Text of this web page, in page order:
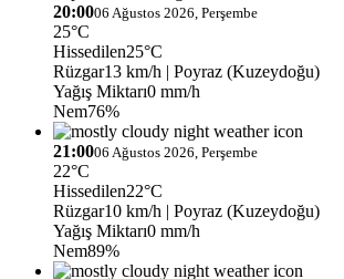
20:0006 Ağustos 2026, Perşembe
25°C
Hissedilen25°C
Rüzgar13 km/h | Poyraz (Kuzeydoğu)
Yağış Miktarı0 mm/h
Nem76%
21:0006 Ağustos 2026, Perşembe
22°C
Hissedilen22°C
Rüzgar10 km/h | Poyraz (Kuzeydoğu)
Yağış Miktarı0 mm/h
Nem89%